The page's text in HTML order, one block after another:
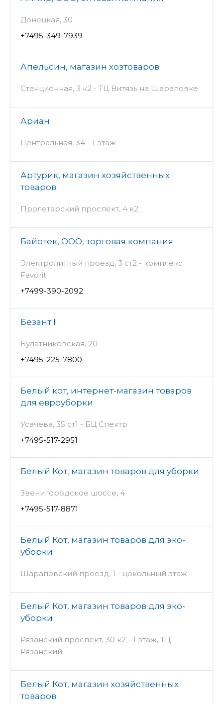
Донецкая, 30
+7495-349-7939
Апельсин, магазин хозтоваров
Станционная, 3 к2 - ТЦ Витязь на Шараповке
Ариан
Центральная, 34 - 1 этаж
Артурик, магазин хозяйственных
товаров
Пролетарский проспект, 4 к2
Байотек, ООО, торговая компания
Электролитный проезд, 3 ст2 - комплекс
Favorit
+7499-390-2092
Безант I
Булатниковская, 20
+7495-225-7800
Белый кот, интернет-магазин товаров
для евроуборки
Усачёва, 35 ст1 - БЦ Спектр
+7495-517-2951
Белый Кот, магазин товаров для уборки
Звенигородское шоссе, 4
+7495-517-8871
Белый Кот, магазин товаров для эко-
уборки
Шараповский проезд, 1 - цокольный этаж
Белый Кот, магазин товаров для эко-
уборки
Рязанский проспект, 30 к2 - 1 этаж, ТЦ
Рязанский
Белый Кот, магазин хозяйственных
товаров